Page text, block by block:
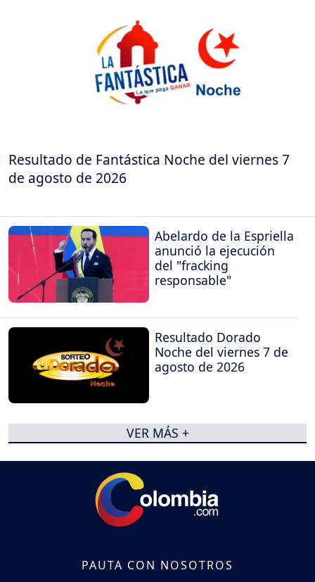
Resultado de Fantástica Noche del viernes 7
de agosto de 2026
Abelardo de la Espriella
anunció la ejecución
del "fracking
responsable"
Resultado Dorado
Noche del viernes 7 de
agosto de 2026
VER MÁS +
PAUTA CON NOSOTROS